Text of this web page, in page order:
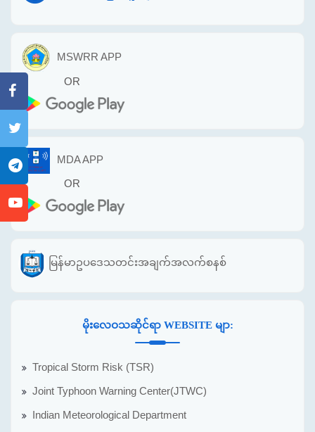
MSWRR APP
OR
MDA APP
OR
မြန်မာဥပဒေသတင်းအချက်အလက်စနစ်
မိုးလေဝသဆိုင်ရာ WEBSITE မျာ:
Tropical Storm Risk (TSR)
Joint Typhoon Warning Center(JTWC)
Indian Meteorological Department